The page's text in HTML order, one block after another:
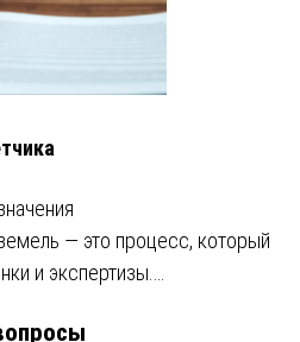
— это процесс, который
и экспертизы.…